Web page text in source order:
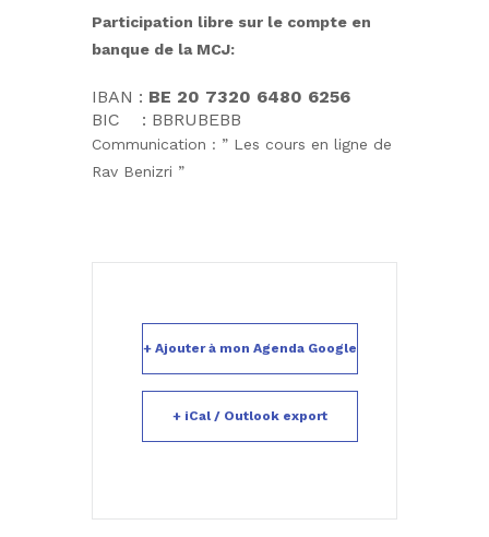
Participation libre sur le compte en
banque de la MCJ:
IBAN : BE 20 7320 6480 6256
BIC : BBRUBEBB
Communication : ” Les cours en ligne de
Rav Benizri ”
+ Ajouter à mon Agenda Google
+ iCal / Outlook export